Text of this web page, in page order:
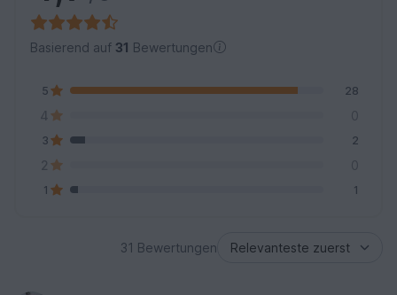
Basierend auf 31 Bewertungen
5 28
4 0
3 2
2 0
1 1
31 Bewertungen